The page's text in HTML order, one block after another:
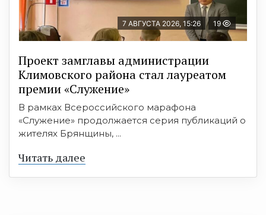
7 АВГУСТА 2026, 15:26 19
Проект замглавы администрации
Климовского района стал лауреатом
премии «Служение»
В рамках Всероссийского марафона
«Служение» продолжается серия публикаций о
жителях Брянщины, ...
Читать далее